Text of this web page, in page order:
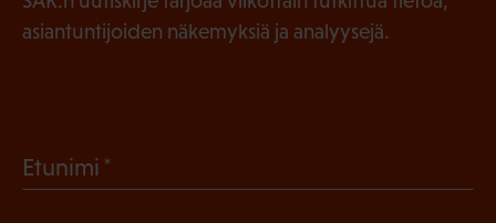
asiantuntijoiden näkemyksiä ja analyysejä.
Etunimi